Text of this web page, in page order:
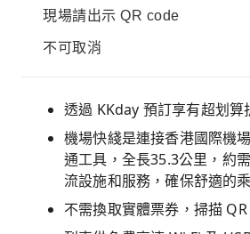
現場請出示 QR code
不可取消
透過 KKday 預訂享有超划算
機場快綫是連接香港國際機
通工具，全長35.3公里，約
流設施和服務，確保舒適的
不需換取實體票券，掃描